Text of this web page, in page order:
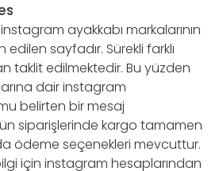
ayakkabı markalarının
sayfadır. Sürekli farklı
taklit edilmektedir. Bu yüzden
dair instagram
belirten bir mesaj
siparişlerinde kargo tamamen
ödeme seçenekleri mevcuttur.
için instagram hesaplarından